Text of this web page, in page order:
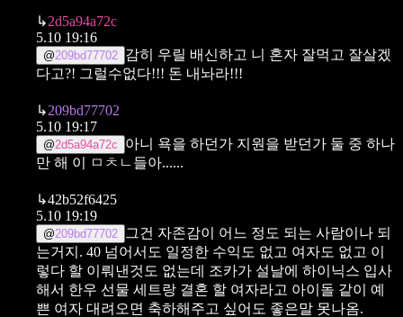
↳2d5a94a72c
5.10 19:16
@209bd77702 감히 우릴 배신하고 니 혼자 잘먹고 잘살겠
다고?! 그럴수없다!!! 돈 내놔라!!!
↳209bd77702
5.10 19:17
@2d5a94a72c
아니 욕을 하던가 지원을 받던가 둘 중 하나
만 해 이 ㅁㅊㄴ들아......
↳42b52f6425
5.10 19:19
@209bd77702
그건 자존감이 어느 정도 되는 사람이나 되
는거지. 40 넘어서도 일정한 수익도 없고 여자도 없고 이
렇다 할 이뤄낸것도 없는데 조카가 설날에 하이닉스 입사
해서 한우 선물 세트랑 결혼 할 여자라고 아이돌 같이 예
쁜 여자 대려오면 축하해주고 싶어도 좋은말 못나옴.